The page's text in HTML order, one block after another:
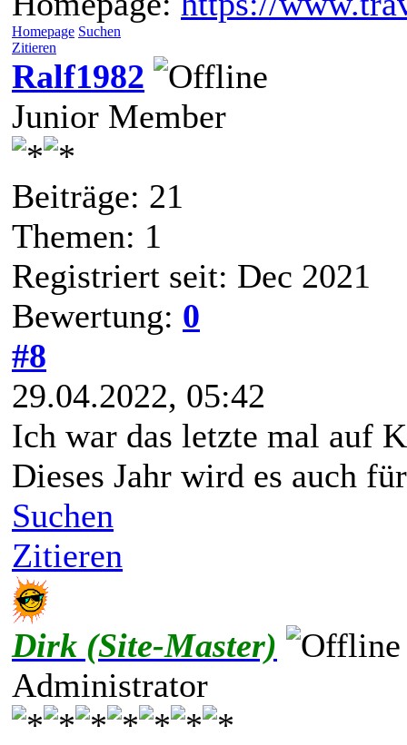
Homepage Suchen
Zitieren
Ralf1982
Junior Member
Beiträge: 21
Themen: 1
Registriert seit: Dec 2021
Bewertung: 0
#8
29.04.2022, 05:42
Ich war das letzte mal auf
Dieses Jahr wird es auch
Suchen
Zitieren
Dirk (Site-Master)
Administrator